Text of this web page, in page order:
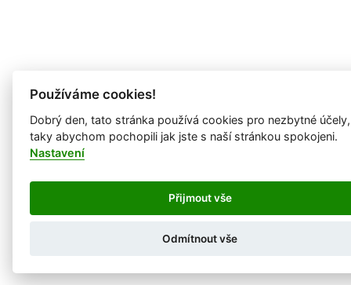
Používáme cookies!
Dobrý den, tato stránka používá cookies pro nezbytné
taky abychom pochopili jak jste s naší stránkou spokojeni.
Nastavení
Přijmout vše
Odmítnout vše